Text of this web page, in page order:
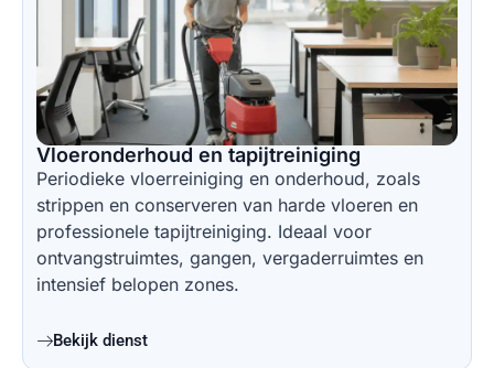
Vloeronderhoud en tapijtreiniging
Periodieke vloerreiniging en onderhoud, zoals
strippen en conserveren van harde vloeren en
professionele tapijtreiniging. Ideaal voor
ontvangstruimtes, gangen, vergaderruimtes en
intensief belopen zones.
Bekijk dienst